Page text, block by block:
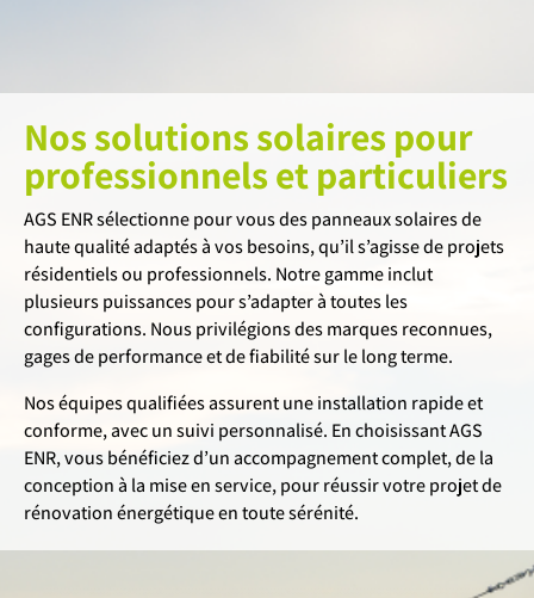
Nos solutions solaires pour
professionnels et particuliers
AGS ENR sélectionne pour vous des panneaux solaires de
haute qualité adaptés à vos besoins, qu’il s’agisse de projets
résidentiels ou professionnels. Notre gamme inclut
plusieurs puissances pour s’adapter à toutes les
configurations. Nous privilégions des marques reconnues,
gages de performance et de fiabilité sur le long terme.
Nos équipes qualifiées assurent une installation rapide et
conforme, avec un suivi personnalisé. En choisissant AGS
ENR, vous bénéficiez d’un accompagnement complet, de la
conception à la mise en service, pour réussir votre projet de
rénovation énergétique en toute sérénité.